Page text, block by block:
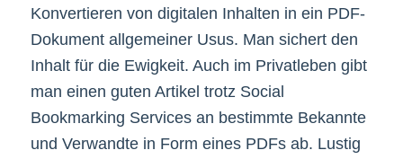
Konvertieren von digitalen Inhalten in ein PDF-
Dokument allgemeiner Usus. Man sichert den
Inhalt für die Ewigkeit. Auch im Privatleben gibt
man einen guten Artikel trotz Social
Bookmarking Services an bestimmte Bekannte
und Verwandte in Form eines PDFs ab. Lustig